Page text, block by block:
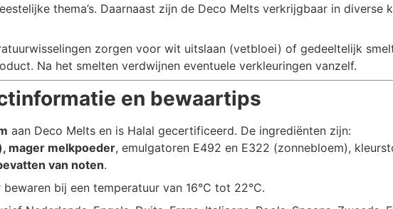
thema’s. Daarnaast zijn de Deco Melts verkrijgbaar in diverse
zorgen voor wit uitslaan (vetbloei) of gedeeltelijk
Na het smelten verdwijnen eventuele verkleuringen vanzelf.
en bewaartips
aan Deco Melts en is Halal gecertificeerd. De ingrediënten zijn:
mager melkpoeder, emulgatoren E492 en E322 (zonnebloem),
van noten.
bij een temperatuur van 16°C tot 22°C.